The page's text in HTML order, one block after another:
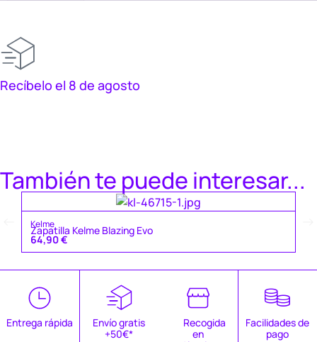
Recíbelo el 8 de agosto
También te puede interesar...
Kelme
Zapatilla Kelme Blazing Evo
64,90€
Entrega rápida
Envío gratis
+50€*
Recogida
en
Facilidades de
pago